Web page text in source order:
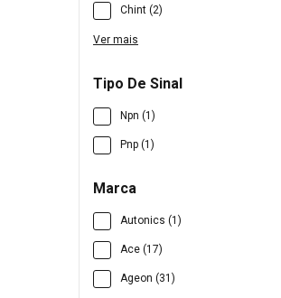
Chint (2)
Ver mais
Tipo De Sinal
Npn (1)
Pnp (1)
Marca
Autonics (1)
Ace (17)
Ageon (31)